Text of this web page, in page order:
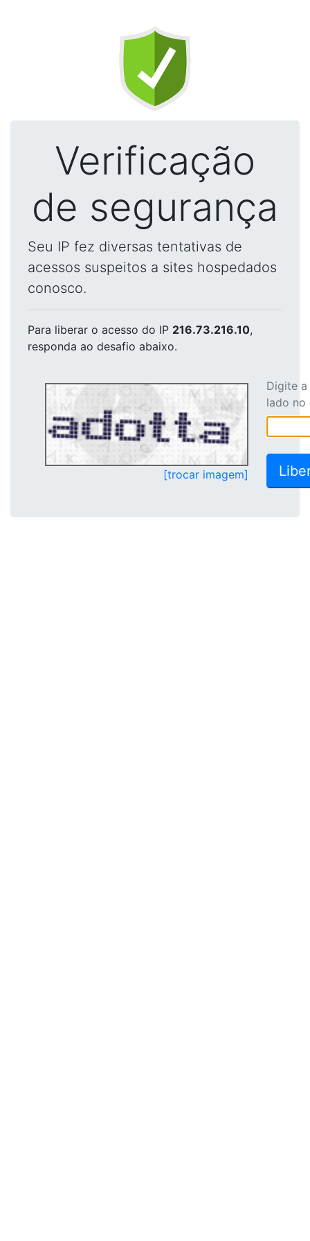
Verificação
de segurança
Seu IP fez diversas tentativas de
acessos suspeitos a sites hospedados
conosco.
Para liberar o acesso do IP 216.73.216.10,
responda ao desafio abaixo.
[trocar imagem]
Digite
lado no